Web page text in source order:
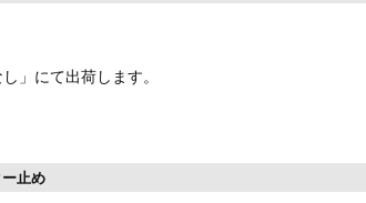
」にて出荷します。
止め